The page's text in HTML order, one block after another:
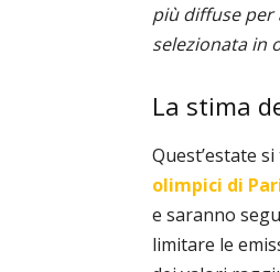
più diffuse per
selezionata in
La stima
Quest’estate
olimpici di
e saranno
limitare le